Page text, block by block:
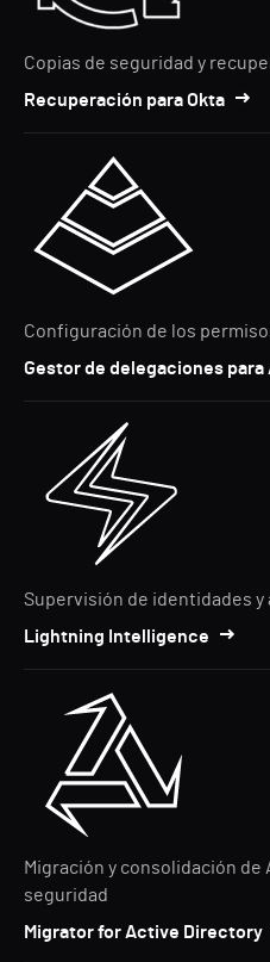
Copias de seguridad y
Recuperación para Okta
Configuración de los
Gestor de delegaciones para
Supervisión de identidades y
Lightning Intelligence
Migración y consolidación de
seguridad
Migrator for Active Directory